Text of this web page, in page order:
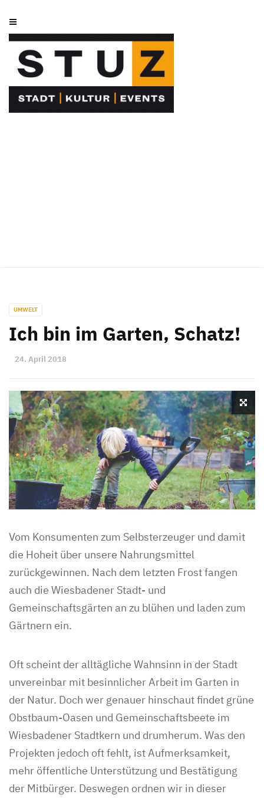
UMWELT
Ich bin im Garten, Schatz!
24. April 2018
Vom Konsumenten zum Selbsterzeuger und damit
die Hoheit über unsere Nahrungsmittel
zurückgewinnen. Nach dem letzten Frost fangen
auch die Wiesbadener Stadt- und
Gemeinschaftsgärten an zu blühen und laden zum
Gärtnern ein.
Oft scheint der alltägliche Wahnsinn in der Stadt
unvereinbar mit besinnlicher Arbeit im Garten in
der Natur. Doch wer genauer hinschaut findet grüne
Obstbaum-Oasen und Gemeinschaftsbeete im
Wiesbadener Stadtkern und drumherum. Was den
Projekten jedoch oft fehlt, ist Aufmerksamkeit,
mehr öffentliche Unterstützung und Bestätigung
der Mitbürger. Deswegen ordnen wir in dieser